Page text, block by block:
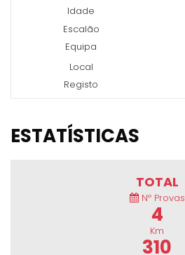
Idade
Escalão
Equipa
Local
Registo
ESTATÍSTICAS
TOTAL
Nº Provas
4
Km
310